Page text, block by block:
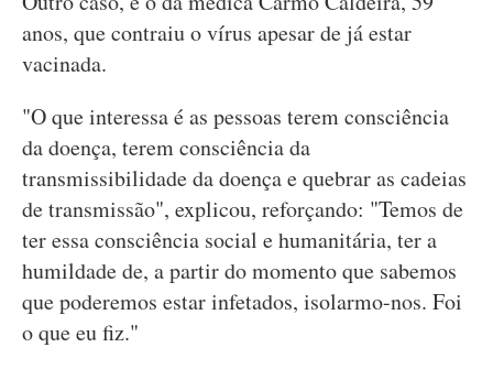
anos, que contraiu o vírus apesar de já estar
vacinada.
"O que interessa é as pessoas terem consciência
da doença, terem consciência da
transmissibilidade da doença e quebrar as cadeias
de transmissão", explicou, reforçando: "Temos de
ter essa consciência social e humanitária, ter a
humildade de, a partir do momento que sabemos
que poderemos estar infetados, isolarmo-nos. Foi
o que eu fiz."